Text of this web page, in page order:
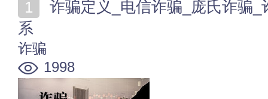
系
诈骗
1998